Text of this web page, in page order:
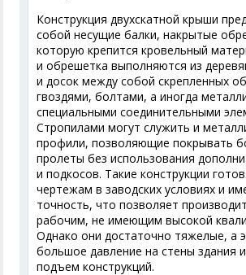
Конструкция двухскатной крыши
собой несущие балки, накрытые
которую крепится кровельный
и обрешетка выполняются из
и досок между собой скрепленных
гвоздями, болтами, а иногда
специальными соединительными
Стропилами могут служить и
профили, позволяющие покрывать
пролеты без использования
и подкосов. Такие конструкции
чертежам в заводских условиях и
точность, что позволяет
рабочим, не имеющим высокой
Однако они достаточно тяжелые, а
большое давление на стены здания
подъем конструкций.